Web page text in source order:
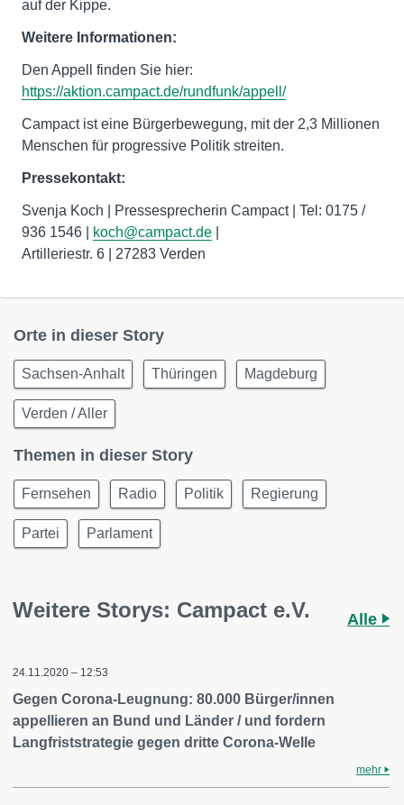
auf der Kippe.
Weitere Informationen:
Den Appell finden Sie hier:
https://aktion.campact.de/rundfunk/appell/
Campact ist eine Bürgerbewegung, mit der 2,3 Millionen
Menschen für progressive Politik streiten.
Pressekontakt:
Svenja Koch | Pressesprecherin Campact | Tel: 0175 /
936 1546 |
koch@campact.de
Artilleriestr. 6 | 27283 Verden
Orte in dieser Story
Sachsen-Anhalt Thüringen Magdeburg
Verden / Aller
Themen in dieser Story
Fernsehen Radio Politik Regierung
Partei Parlament
Weitere Storys: Campact e.V. Alle
24.11.2020 – 12:53
Gegen Corona-Leugnung: 80.000 Bürger/innen
appellieren an Bund und Länder / und fordern
Langfriststrategie gegen dritte Corona-Welle
mehr